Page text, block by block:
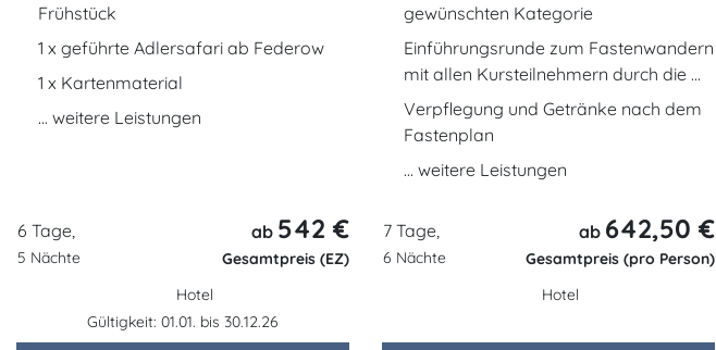
Frühstück
1 x geführte Adlersafari ab Federow
1 x Kartenmaterial
... weitere Leistungen
6 Tage,
5 Nächte
ab 542 €
Gesamtpreis (EZ)
Hotel
Gültigkeit: 01.01. bis 30.12.26
gewünschten Kategorie
Einführungsrunde zum Fastenwandern
mit allen Kursteilnehmern durch die ...
Verpflegung und Getränke nach dem
Fastenplan
... weitere Leistungen
7 Tage,
6 Nächte
ab 642,50 €
Gesamtpreis (pro Person)
Hotel